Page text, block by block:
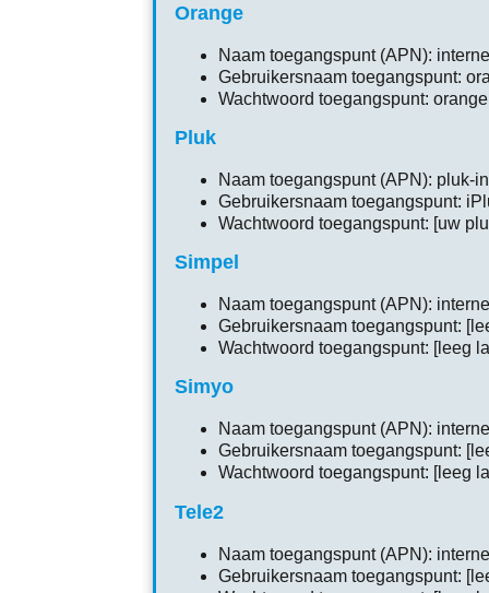
Orange
Naam toegangspunt (APN):
Gebruikersnaam toegangspunt:
Wachtwoord toegangspunt:
Pluk
Naam toegangspunt (APN): pluk-
Gebruikersnaam toegangspunt:
Wachtwoord toegangspunt: [uw
Simpel
Naam toegangspunt (APN):
Gebruikersnaam toegangspunt:
Wachtwoord toegangspunt: [leeg
Simyo
Naam toegangspunt (APN):
Gebruikersnaam toegangspunt:
Wachtwoord toegangspunt: [leeg
Tele2
Naam toegangspunt (APN):
Gebruikersnaam toegangspunt: